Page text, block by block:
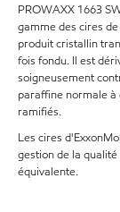
PROWAXX 1663
gamme des cires
produit cristallin
fois fondu. Il est
soigneusement
paraffine normale
ramifiés.
Les cires
gestion de la
équivalente.